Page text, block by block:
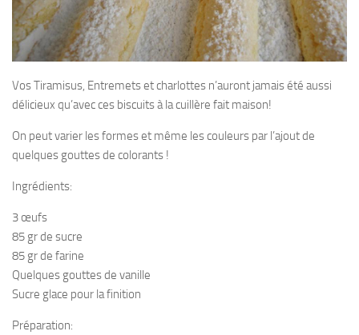
Vos Tiramisus, Entremets et charlottes n’auront jamais été aussi
délicieux qu’avec ces biscuits à la cuillère fait maison!
On peut varier les formes et même les couleurs par l’ajout de
quelques gouttes de colorants !
Ingrédients:
3 œufs
85 gr de sucre
85 gr de farine
Quelques gouttes de vanille
Sucre glace pour la finition
Préparation: